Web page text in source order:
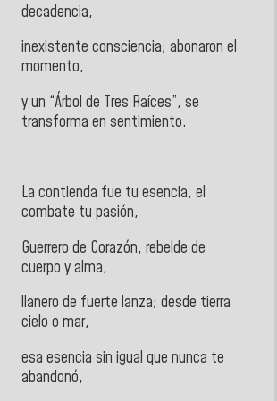
decadencia,
inexistente consciencia; abonaron el
momento,
y un “Árbol de Tres Raíces”, se
transforma en sentimiento.
La contienda fue tu esencia, el
combate tu pasión,
Guerrero de Corazón, rebelde de
cuerpo y alma,
llanero de fuerte lanza; desde tierra
cielo o mar,
esa esencia sin igual que nunca te
abandonó,